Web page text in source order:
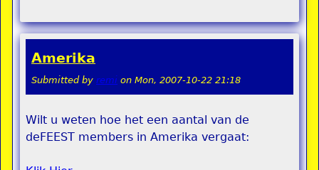
Amerika
Submitted by remi on Mon, 2007-10-22 21:18
Wilt u weten hoe het een aantal van de
deFEEST members in Amerika vergaat: